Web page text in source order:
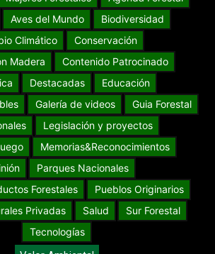
Aves del Mundo
Biodiversidad
Climático
Conservación
Madera
Contenido Patrocinado
Destacadas
Educación
Galería de videos
Guia Forestal
Legislación y proyectos
Memorias&Reconocimientos
Parques Nacionales
Forestales
Pueblos Originarios
Privadas
Salud
Sur Forestal
Tecnologías